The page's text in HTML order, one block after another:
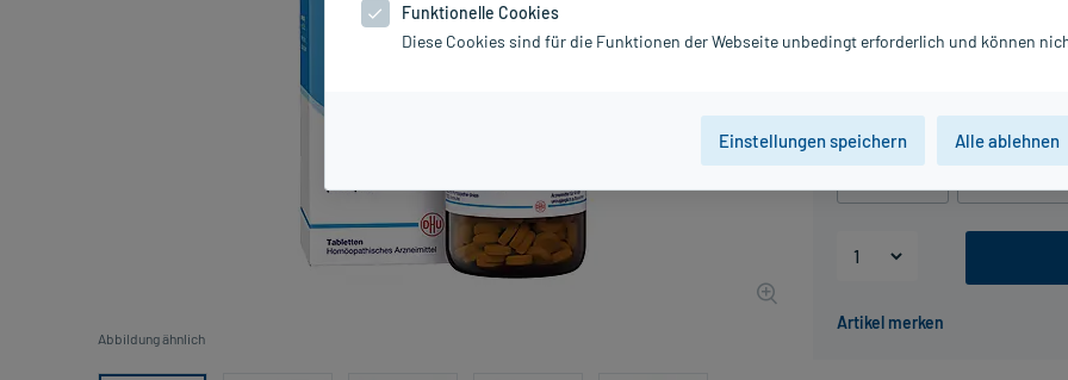
Abbildung ähnlich
17,13 € UVP 19,99 €
Funktionelle Cookies
Diese Cookies sind für die Funktionen der Webseite unbedingt erforderlich und können
Einstellungen speichern Alle ablehnen